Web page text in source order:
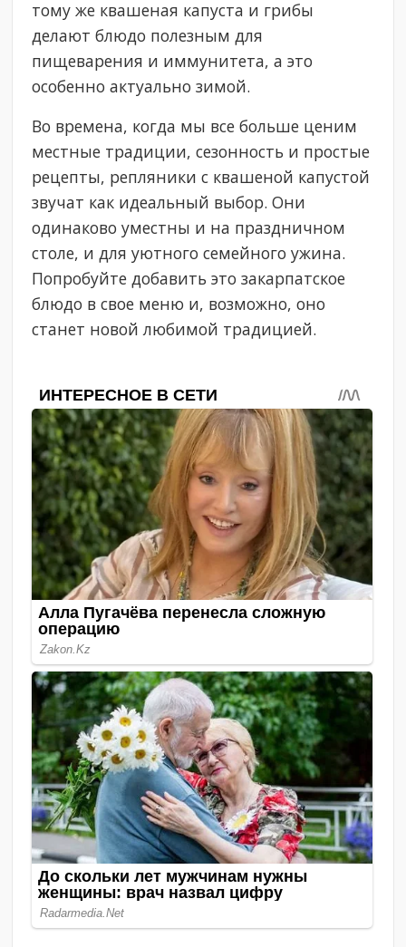
тому же квашеная капуста и грибы
делают блюдо полезным для
пищеварения и иммунитета, а это
особенно актуально зимой.
Во времена, когда мы все больше ценим
местные традиции, сезонность и простые
рецепты, репляники с квашеной капустой
звучат как идеальный выбор. Они
одинаково уместны и на праздничном
столе, и для уютного семейного ужина.
Попробуйте добавить это закарпатское
блюдо в свое меню и, возможно, оно
станет новой любимой традицией.